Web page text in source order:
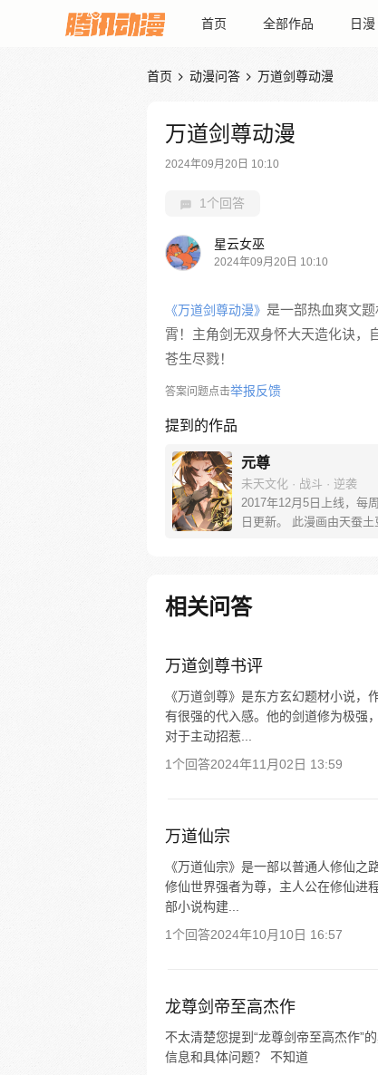
首页 全部作品 日漫
首页  动漫问答  万道剑尊动漫
万道剑尊动漫
2024年09月20日 10:10
1个回答
星云女巫
2024年09月20日 10:10
《万道剑尊动漫》 是一部热血爽文
霄！主角剑无双身怀大天造化诀，
苍生尽戮！
答案问题点击举报反馈
提到的作品
元尊
未天文化 · 战斗 · 逆袭
2017年12月5日上线，每
日更新。 此漫画由天蚕土
起？！
相关问答
万道剑尊书评
《万道剑尊》是东方玄幻题材小说
有很强的代入感。他的剑道修为极强
对于主动招惹...
1个回答2024年11月02日 13:59
万道仙宗
《万道仙宗》是一部以普通人修仙之
修仙世界强者为尊，主人公在修仙进
部小说构建...
1个回答2024年10月10日 16:57
龙尊剑帝至高杰作
不太清楚您提到“龙尊剑帝至高杰作”
信息和具体问题？ 不知道